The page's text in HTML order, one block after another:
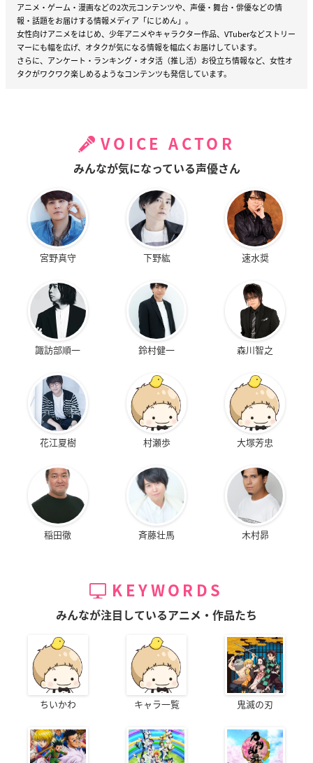
アニメ・ゲーム・漫画などの2次元コンテンツや、声優・舞台・俳優などの情
報・話題をお届けする情報メディア「にじめん」。
女性向けアニメをはじめ、少年アニメやキャラクター作品、VTuberなどストリー
マーにも幅を広げ、オタクが気になる情報を幅広くお届けしています。
さらに、アンケート・ランキング・オタ活（推し活）お役立ち情報など、女性オ
タクがワクワク楽しめるようなコンテンツも発信しています。
VOICE ACTOR
みんなが気になっている声優さん
宮野真守 下野紘 速水奨
諏訪部順一 鈴村健一 森川智之
花江夏樹 村瀬歩 大塚芳忠
稲田徹 斉藤壮馬 木村昴
KEYWORDS
みんなが注目しているアニメ・作品たち
ちいかわ キャラ一覧 鬼滅の刃